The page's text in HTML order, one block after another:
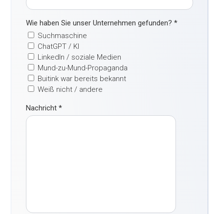
Wie haben Sie unser Unternehmen gefunden?*
Suchmaschine
ChatGPT / KI
LinkedIn / soziale Medien
Mund-zu-Mund-Propaganda
Buitink war bereits bekannt
Weiß nicht / andere
Nachricht*